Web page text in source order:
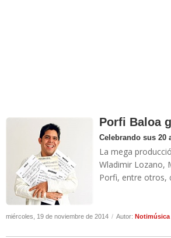
Porfi Baloa
Celebrando sus 20
La mega
Wladimir Lozano,
Porfi, entre otros,
miércoles, 19 de noviembre de 2014 / Autor: Notimúsica